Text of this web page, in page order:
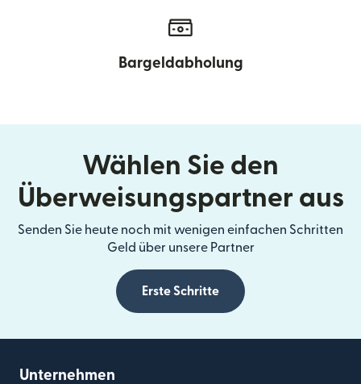
Bargeldabholung
Wählen Sie den
Überweisungspartner aus
Senden Sie heute noch mit wenigen einfachen Schritten
Geld über unsere Partner
Erste Schritte
Unternehmen